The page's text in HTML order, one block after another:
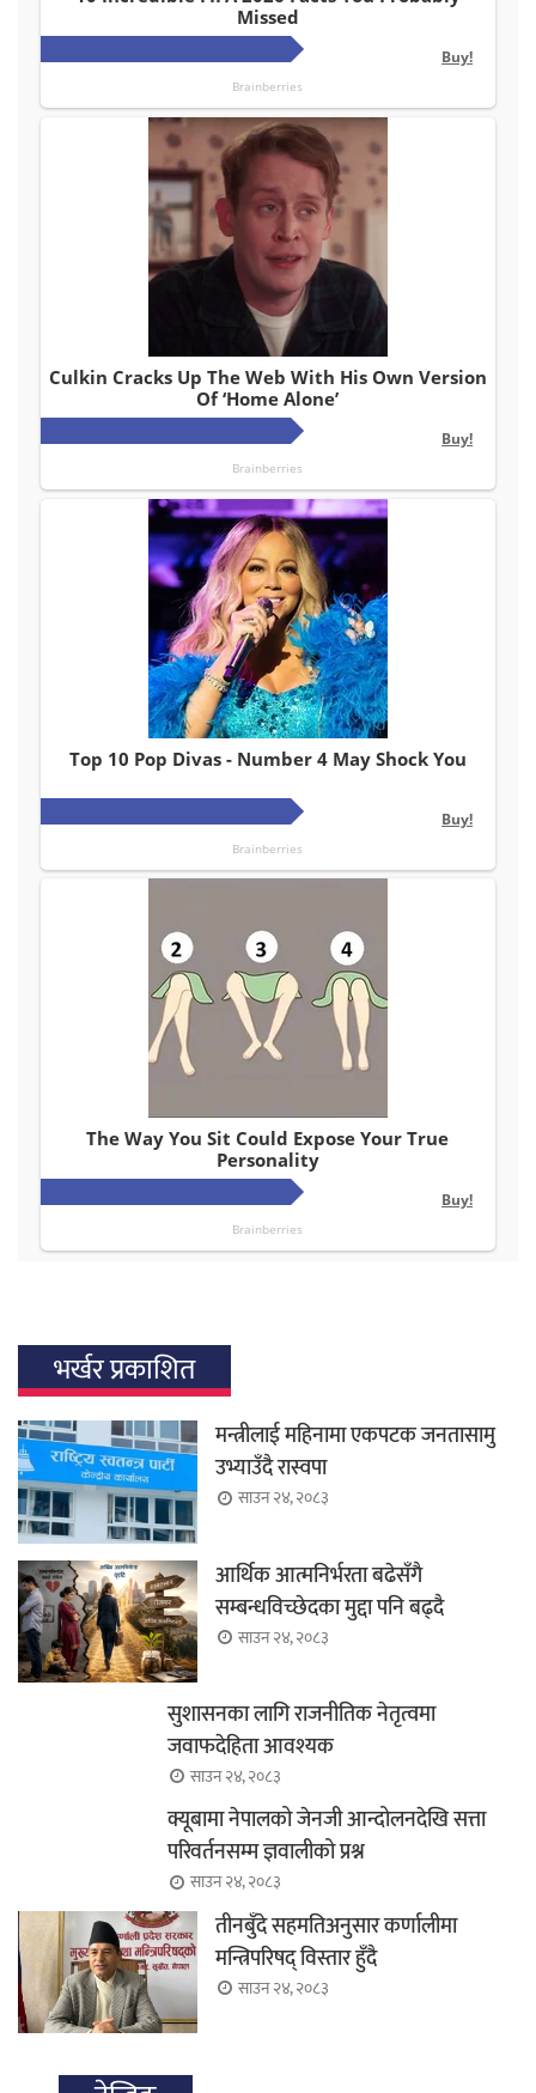
भर्खर प्रकाशित
मन्त्रीलाई महिनामा एकपटक जनतासामु
उभ्याउँदै रास्वपा
साउन २४, २०८३
आर्थिक आत्मनिर्भरता बढेसँगै
सम्बन्धविच्छेदका मुद्दा पनि बढ्दै
साउन २४, २०८३
सुशासनका लागि राजनीतिक नेतृत्वमा
जवाफदेहिता आवश्यक
साउन २४, २०८३
क्यूबामा नेपालको जेनजी आन्दोलनदेखि सत्ता
परिवर्तनसम्म ज्ञवालीको प्रश्न
साउन २४, २०८३
तीनबुँदे सहमतिअनुसार कर्णालीमा
मन्त्रिपरिषद् विस्तार हुँदै
साउन २४, २०८३